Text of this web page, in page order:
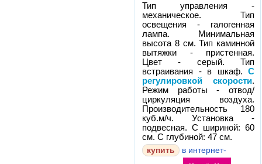
Тип управления -
механическое. Тип
освещения - галогенная
лампа. Минимальная
высота 8 см. Тип каминной
вытяжки - пристенная.
Цвет - серый. Тип
встраивания - в шкаф.С
регулировкой скорости.
Режим работы - отвод/
циркуляция воздуха.
Производительность 180
куб.м/ч. Установка -
подвесная. С шириной: 60
см. С глубиной: 47 см.
в интернет-